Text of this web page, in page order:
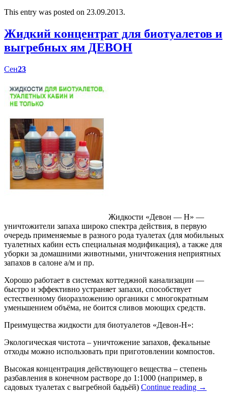
This entry was posted on 23.09.2013.
Жидкий концентрат для биотуалетов и
выгребных ям ДЕВОН
Сен23
Жидкости «Девон — Н» —
уничтожители запаха широко спектра действия, в первую
очередь применяемые в разного рода туалетах (для мобильных
туалетных кабин есть специальная модификация), а также для
уборки за домашними животными, уничтожения неприятных
запахов в салоне а/м и пр.
Хорошо работает в системах коттеджной канализации —
быстро и эффективно устраняет запахи, способствует
естественному биоразложению органики с многократным
уменьшением объёма, не боится сливов моющих средств.
Преимущества жидкости для биотуалетов «Девон-Н»:
Экологическая чистота – уничтожение запахов, фекальные
отходы можно использовать при приготовлении компостов.
Высокая концентрация действующего вещества – степень
разбавления в конечном растворе до 1:1000 (например, в
садовых туалетах с выгребной бадьёй) Continue reading →